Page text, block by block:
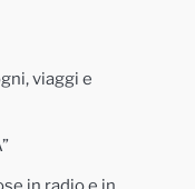
viaggi e